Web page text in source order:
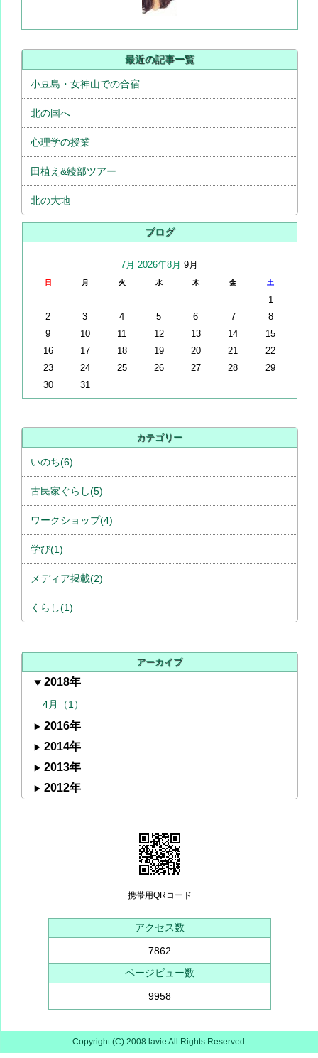
最近の記事一覧
小豆島・女神山での合宿
北の国へ
心理学の授業
田植え&綾部ツアー
北の大地
ブログ
7月 2026年8月 9月
日 月 火 水 木 金 土
1
2
3 4 5 6 7
8
9
10 11 12 13 14
15
16
17 18 19 20 21
22
23
24 25 26 27 28
29
30
31
カテゴリー
いのち(6)
古民家ぐらし(5)
ワークショップ(4)
学び(1)
メディア掲載(2)
くらし(1)
アーカイブ
2018年
4月（1）
2016年
2014年
2013年
2012年
携帯用QRコード
アクセス数
7862
ページビュー数
9958
Copyright (C) 2008 lavie All Rights Reserved.